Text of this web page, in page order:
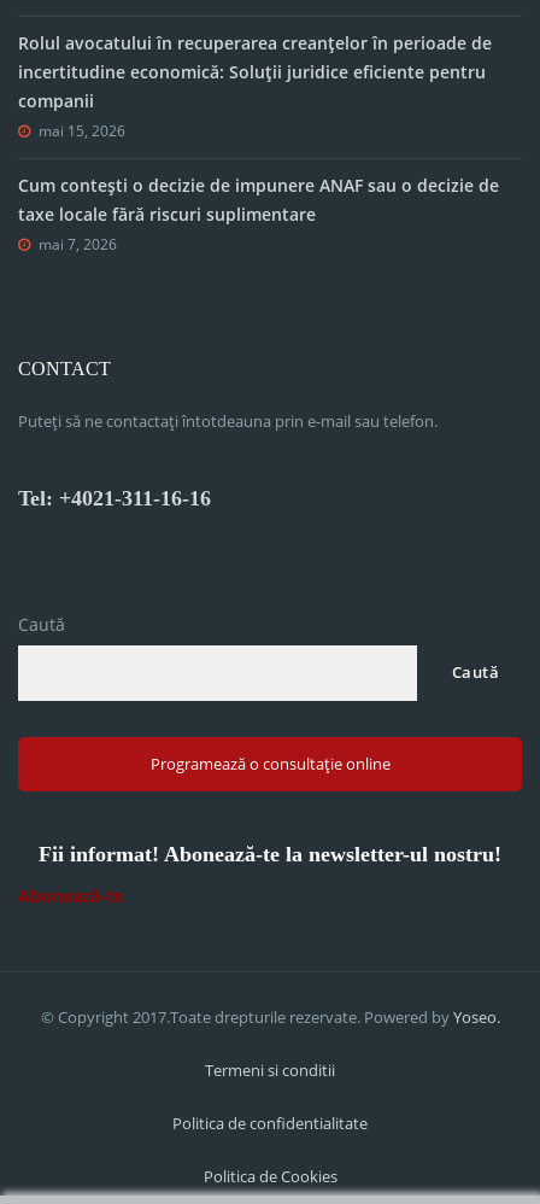
Rolul avocatului în recuperarea creanțelor în perioade de
incertitudine economică: Soluții juridice eficiente pentru
companii
mai 15, 2026
Cum contești o decizie de impunere ANAF sau o decizie de
taxe locale fără riscuri suplimentare
mai 7, 2026
CONTACT
Puteți să ne contactați întotdeauna prin e-mail sau telefon.
Tel: +4021-311-16-16
Caută
Caută
Programează o consultație online
Fii informat! Abonează-te la newsletter-ul nostru!
Abonează-te
© Copyright 2017.Toate drepturile rezervate. Powered byYoseo.
Termeni si conditii
Politica de confidentialitate
Politica de Cookies